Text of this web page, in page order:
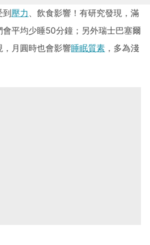
到壓力 、飲食影響！有研究發現，滿
會平均少睡50分鐘；另外瑞士巴塞爾
月圓時也會影響睡眠質素 ，多為淺